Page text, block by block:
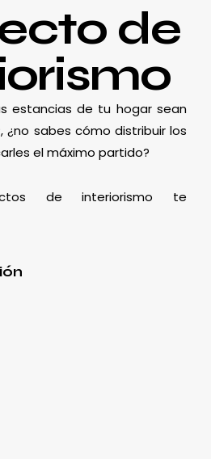
de
estancias de tu hogar sean
¿no sabes cómo distribuir los
el máximo partido?
de interiorismo te